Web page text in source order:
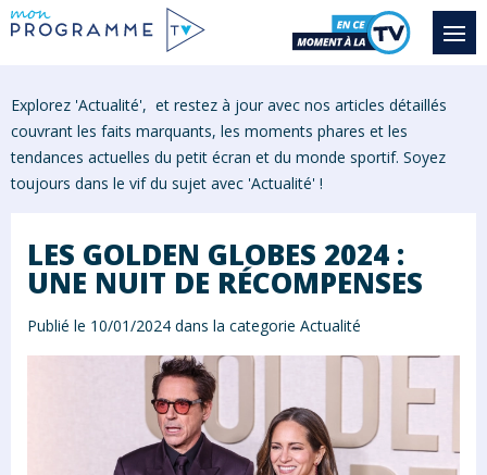
Explorez 'Actualité', et restez à jour avec nos articles détaillés
couvrant les faits marquants, les moments phares et les
tendances actuelles du petit écran et du monde sportif. Soyez
toujours dans le vif du sujet avec 'Actualité' !
LES GOLDEN GLOBES 2024 :
UNE NUIT DE RÉCOMPENSES
Publié le 10/01/2024 dans la categorie Actualité